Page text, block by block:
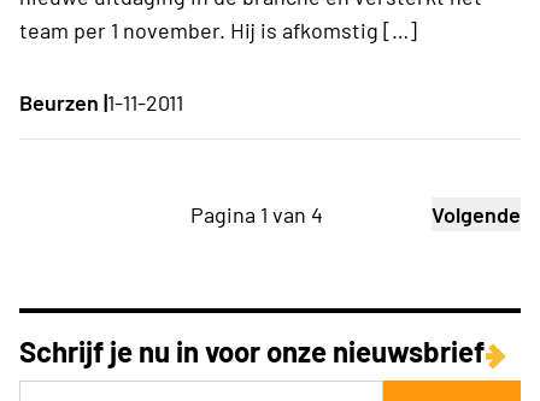
team per 1 november. Hij is afkomstig […]
Beurzen |1-11-2011
Pagina 1 van 4 Volgende
Schrijf je nu in voor onze nieuwsbrief